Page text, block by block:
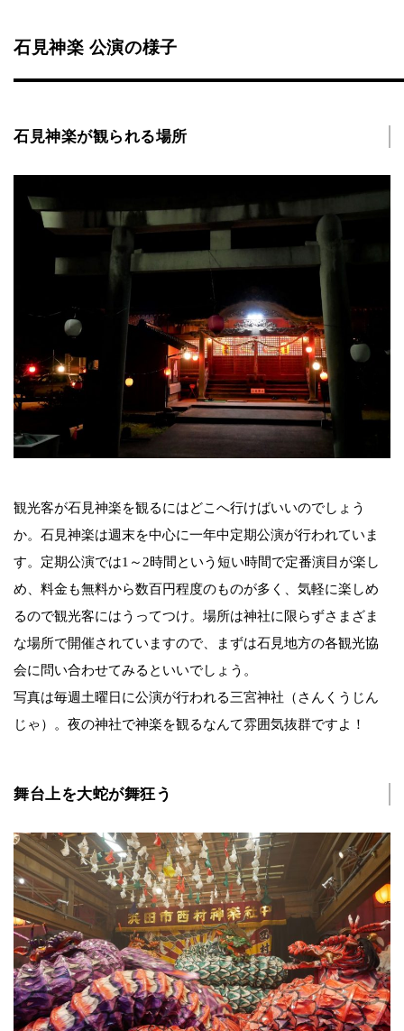
石見神楽 公演の様子
石見神楽が観られる場所
観光客が石見神楽を観るにはどこへ行けばいいのでしょう
か。石見神楽は週末を中心に一年中定期公演が行われていま
す。定期公演では1～2時間という短い時間で定番演目が楽し
め、料金も無料から数百円程度のものが多く、気軽に楽しめ
るので観光客にはうってつけ。場所は神社に限らずさまざま
な場所で開催されていますので、まずは石見地方の各観光協
会に問い合わせてみるといいでしょう。
写真は毎週土曜日に公演が行われる三宮神社（さんくうじん
じゃ）。夜の神社で神楽を観るなんて雰囲気抜群ですよ！
舞台上を大蛇が舞狂う